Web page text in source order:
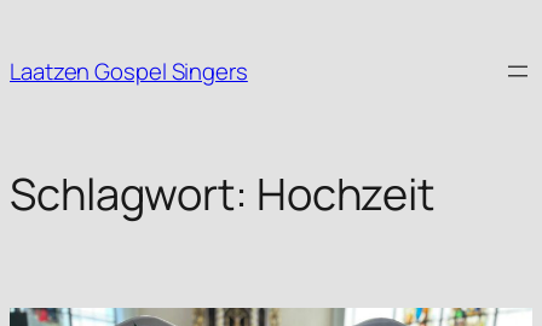
springen
Laatzen Gospel Singers
Schlagwort: Hochzeit